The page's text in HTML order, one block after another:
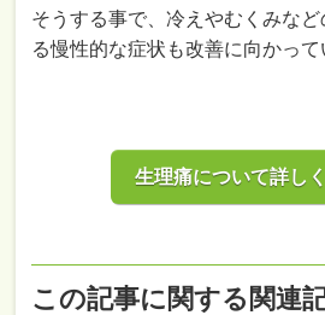
そうする事で、冷えやむくみな
る慢性的な症状も改善に向かって
生理痛について詳し
この記事に関する関連